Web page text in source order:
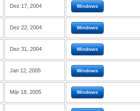
Dez 17, 2004 Windows
Dez 22, 2004 Windows
Dez 31, 2004 Windows
Jan 12, 2005 Windows
Mär 18, 2005 Windows